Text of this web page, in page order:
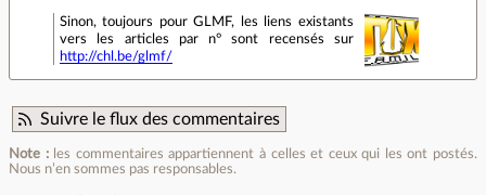
Sinon, toujours pour GLMF, les liens existants
vers les articles par n° sont recensés sur
http://chl.be/glmf/
Suivre le flux des commentaires
Note :les commentaires appartiennent à celles et ceux qui les ont postés.
Nous n’en sommes pas responsables.